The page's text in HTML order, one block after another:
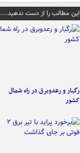
این مطالب را از دست ندهید....
رگبار و رعدوبرق در راه شمال
کشور